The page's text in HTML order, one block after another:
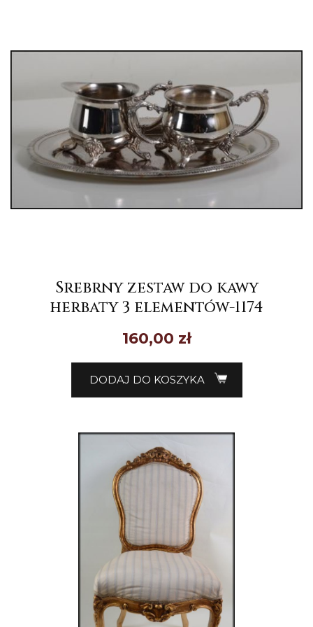
Srebrny zestaw do kawy
herbaty 3 elementów-1174
160,00 zł
DODAJ DO KOSZYKA